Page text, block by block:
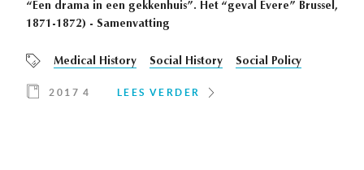
“Een drama in een gekkenhuis”. Het “geval Evere” Brussel,
1871-1872) - Samenvatting
Medical History Social History Social Policy
2017 4 LEES VERDER